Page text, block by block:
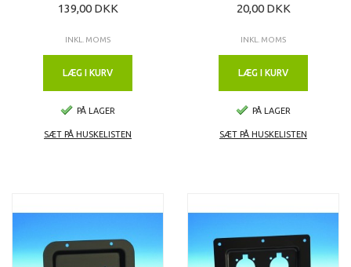
139,00 DKK
INKL. MOMS
LÆG I KURV
PÅ LAGER
SÆT PÅ HUSKELISTEN
20,00 DKK
INKL. MOMS
LÆG I KURV
PÅ LAGER
SÆT PÅ HUSKELISTEN